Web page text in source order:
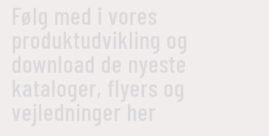
Følg med i vores
produktudvikling og
download de nyeste
kataloger, flyers og
vejledninger her